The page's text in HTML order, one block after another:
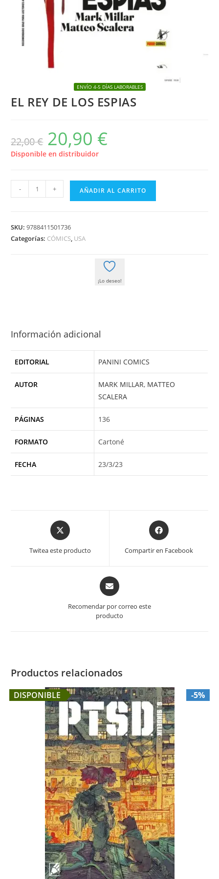
ENVÍO 4-5 DÍAS LABORABLES
EL REY DE LOS ESPIAS
22,00€
El
precio
original
era:
20,90 €
Disponible en distribuidor
REY
ESPIAS
- + AÑADIR AL CARRITO
SKU:9788411501736
Categorías: CÓMICS, USA
¡Lo deseo!
Información adicional
EDITORIAL PANINI COMICS
AUTOR MARK MILLAR, MATTEO
SCALERA
PÁGINAS 136
FORMATO Cartoné
FECHA 23/3/23
Opens
in
Twitea este producto
Opens
in
a
Compartir en Facebook
Opens
in
new
Recomendar por correo este
producto
Productos relacionados
DISPONIBLE -5%